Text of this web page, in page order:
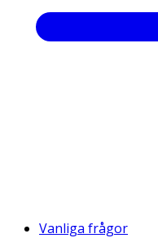
Vanliga frågor